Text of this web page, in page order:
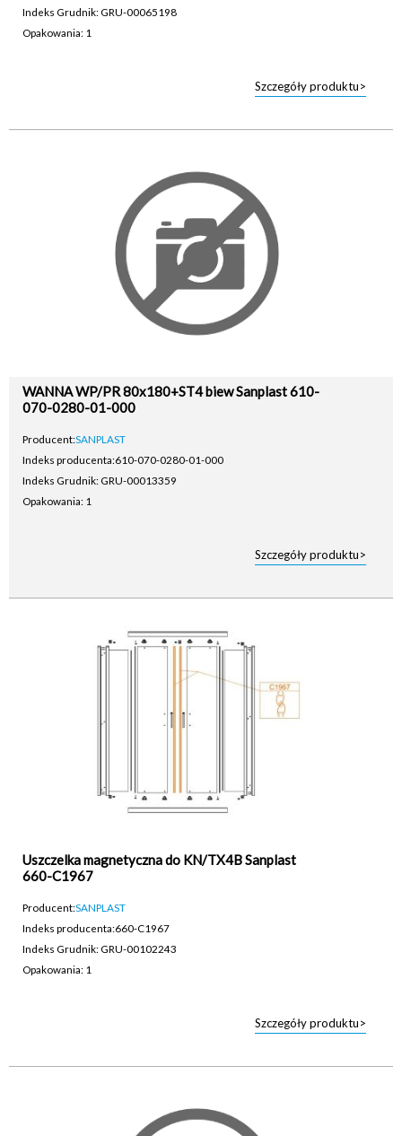
Indeks Grudnik: GRU-00065198
Opakowania: 1
Szczegóły produktu>
WANNA WP/PR 80x180+ST4 biew Sanplast 610-
070-0280-01-000
Producent:SANPLAST
Indeks producenta:610-070-0280-01-000
Indeks Grudnik: GRU-00013359
Opakowania: 1
Szczegóły produktu>
Uszczelka magnetyczna do KN/TX4B Sanplast
660-C1967
Producent:SANPLAST
Indeks producenta:660-C1967
Indeks Grudnik: GRU-00102243
Opakowania: 1
Szczegóły produktu>